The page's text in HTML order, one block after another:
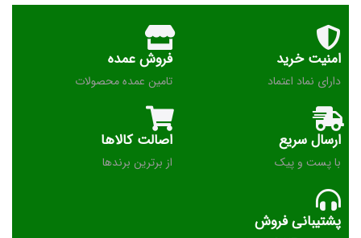
امنیت خرید
دارای نماد اعتماد
فروش عمده
تامین عمده محصولات
ارسال سریع
با پست و پیک
اصالت کالاها
از برترین برندها
پشتیبانی فروش